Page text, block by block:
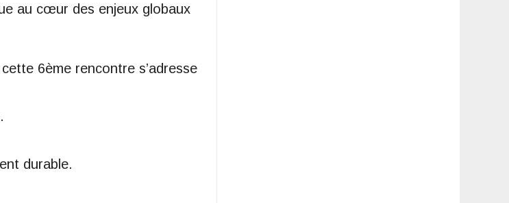
au cœur des enjeux globaux
6ème rencontre s’adresse
durable.